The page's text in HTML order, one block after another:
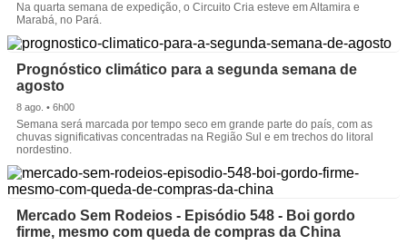
Na quarta semana de expedição, o Circuito Cria esteve em Altamira e
Marabá, no Pará.
Prognóstico climático para a segunda semana de
agosto
8 ago. • 6h00
Semana será marcada por tempo seco em grande parte do país, com as
chuvas significativas concentradas na Região Sul e em trechos do litoral
nordestino.
Mercado Sem Rodeios - Episódio 548 - Boi gordo
firme, mesmo com queda de compras da China